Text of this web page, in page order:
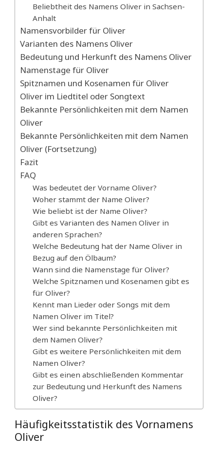
Beliebtheit des Namens Oliver in Sachsen-
Anhalt
Namensvorbilder für Oliver
Varianten des Namens Oliver
Bedeutung und Herkunft des Namens Oliver
Namenstage für Oliver
Spitznamen und Kosenamen für Oliver
Oliver im Liedtitel oder Songtext
Bekannte Persönlichkeiten mit dem Namen
Oliver
Bekannte Persönlichkeiten mit dem Namen
Oliver (Fortsetzung)
Fazit
FAQ
Was bedeutet der Vorname Oliver?
Woher stammt der Name Oliver?
Wie beliebt ist der Name Oliver?
Gibt es Varianten des Namen Oliver in
anderen Sprachen?
Welche Bedeutung hat der Name Oliver in
Bezug auf den Ölbaum?
Wann sind die Namenstage für Oliver?
Welche Spitznamen und Kosenamen gibt es
für Oliver?
Kennt man Lieder oder Songs mit dem
Namen Oliver im Titel?
Wer sind bekannte Persönlichkeiten mit
dem Namen Oliver?
Gibt es weitere Persönlichkeiten mit dem
Namen Oliver?
Gibt es einen abschließenden Kommentar
zur Bedeutung und Herkunft des Namens
Oliver?
Häufigkeitsstatistik des Vornamens
Oliver